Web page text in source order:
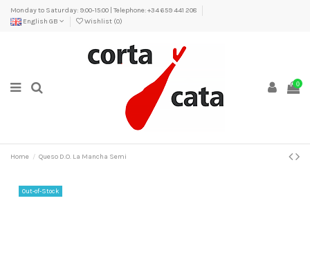
Monday to Saturday: 9:00-15:00 | Telephone: +34 659 441 208
English GB
Wishlist (0)
0
Home Queso D.O. La Mancha Semi
Out-of-Stock